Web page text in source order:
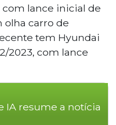
com lance inicial de
olha carro de
tem Hyundai
2023, com lance
IA resume a notícia